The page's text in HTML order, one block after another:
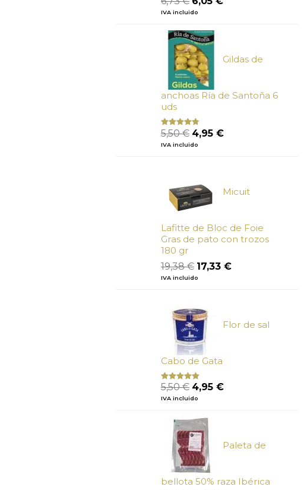
con
de
5
precio
era:
6,73 €.
IVA incluido
Gildas de
anchoas Ría de Santoña 6
uds
Valorado
con
de 5
5,50€ El
precio
4,95 €El
IVA incluido
Micuit
Lafitte de Bloc de Foie
Gras de pato con trozos
180 gr
19,38€ El
precio
19,38 €.
17,33 €El
IVA incluido
Flor de sal
Cabo de Gata
Valorado
con
de
5
5,50€ El
precio
era:
5,50 €.
4,95 €El
IVA incluido
Paleta de
bellota 50% raza Ibérica